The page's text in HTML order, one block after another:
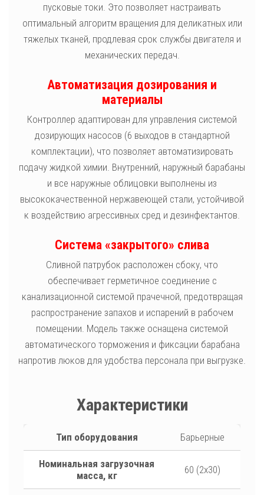
пусковые токи. Это позволяет настраивать
оптимальный алгоритм вращения для деликатных или
тяжелых тканей, продлевая срок службы двигателя и
механических передач.
Автоматизация дозирования и
материалы
Контроллер адаптирован для управления системой
дозирующих насосов (6 выходов в стандартной
комплектации), что позволяет автоматизировать
подачу жидкой химии. Внутренний, наружный барабаны
и все наружные облицовки выполнены из
высококачественной нержавеющей стали, устойчивой
к воздействию агрессивных сред и дезинфектантов.
Система «закрытого» слива
Сливной патрубок расположен сбоку, что
обеспечивает герметичное соединение с
канализационной системой прачечной, предотвращая
распространение запахов и испарений в рабочем
помещении. Модель также оснащена системой
автоматического торможения и фиксации барабана
напротив люков для удобства персонала при выгрузке.
Характеристики
Тип оборудования Барьерные
Номинальная загрузочная
масса, кг
60 (2х30)